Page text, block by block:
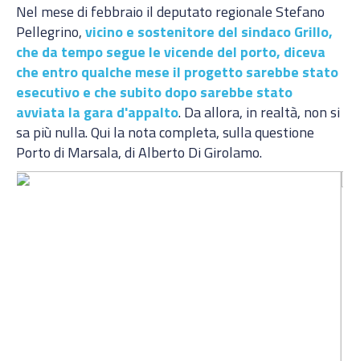
Nel mese di febbraio il deputato regionale Stefano
Pellegrino,vicino e sostenitore del sindaco Grillo,
che da tempo segue le vicende del porto, diceva
che entro qualche mese il progetto sarebbe stato
esecutivo e che subito dopo sarebbe stato
avviata la gara d'appalto. Da allora, in realtà, non si
sa più nulla. Qui la nota completa, sulla questione
Porto di Marsala, di Alberto Di Girolamo.